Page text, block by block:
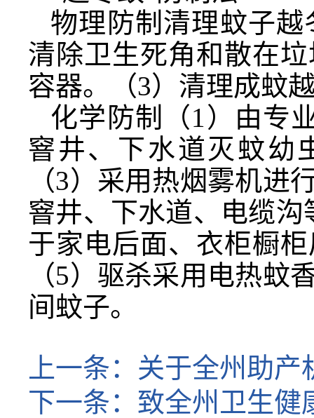
物理防制清理蚊子
清除卫生死角和散在
容器。（3）清理成蚊
化学防制（1）由专
窨井、下水道灭蚊幼
（3）采用热烟雾机进
窨井、下水道、电缆
于家电后面、衣柜橱
（5）驱杀采用电热蚊
间蚊子。
上一条： 关于全州助产
下一条： 致全州卫生健